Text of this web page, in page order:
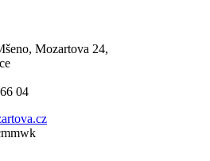
Mozartova 24,
04